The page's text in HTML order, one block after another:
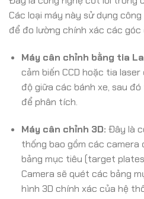
Các loại máy này sử dụng
để đo lường chính xác các góc
Máy cân chỉnh bằng tia
cảm biến CCD hoặc tia
độ giữa các bánh xe, sau
để phân tích.
Máy cân chỉnh 3D: Đây là
thống bao gồm các camera
bảng mục tiêu (target
Camera sẽ quét các bảng
hình 3D chính xác của hệ